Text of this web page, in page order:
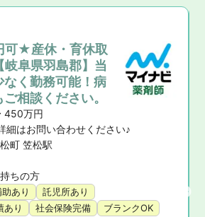
★産休・育休取
阜県羽島郡】当
なく勤務可能！病
相談ください。
450万円
細はお問い合わせください♪
町 笠松駅
ちの方
あり
託児所あり
あり
社会保険完備 ブランクOK